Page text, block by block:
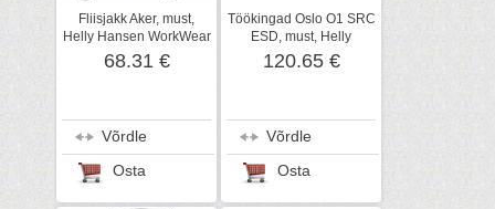
Fliisjakk Aker, must,
Helly Hansen WorkWear
68.31 €
Võrdle
Osta
Töökingad Oslo O1 SRC
ESD, must, Helly
Hansen WorkWear
120.65 €
Võrdle
Osta